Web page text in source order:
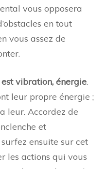
vous opposera
en tout
vous assez de
vibration, énergie.
leur propre énergie ;
leur. Accordez de
et
ensuite sur cet
les actions qui vous